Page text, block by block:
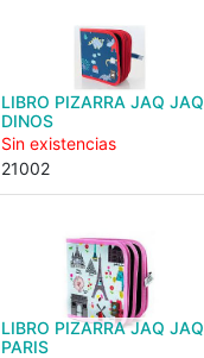
LIBRO PIZARRA JAQ JAQ
DINOS
Sin existencias
21002
LIBRO PIZARRA JAQ JAQ
PARIS